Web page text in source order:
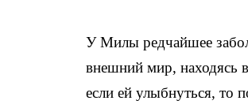
У Милы редчайшее
внешний мир, находясь
если ей улыбнуться, то